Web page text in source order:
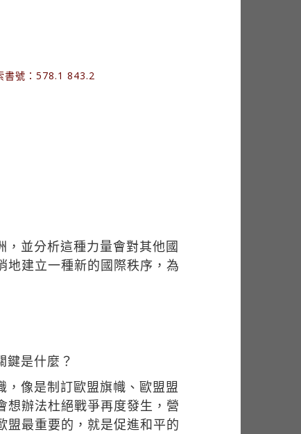
書號：578.1 843.2
，並分析這種力量會對其他國
地建立一種新的國際秩序，為
鍵是什麼？
像是制訂歐盟旗幟、歐盟盟
想辦法杜絕戰爭再度發生，營
盟最重要的，就是促進和平的